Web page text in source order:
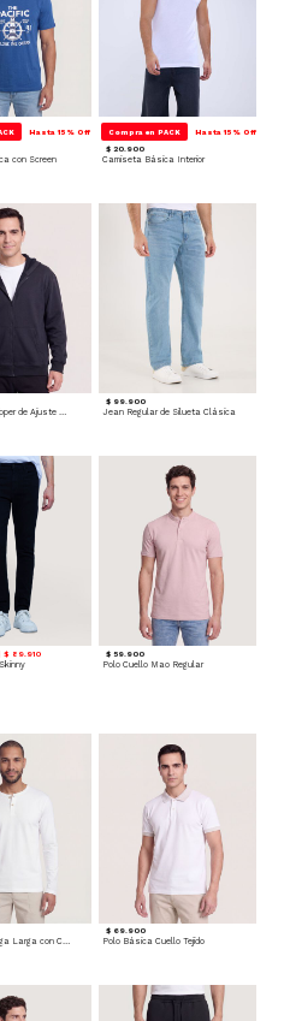
Hasta 15% Off
con Screen
Compra en PACK Hasta 15% Off
$ 20.900
Camiseta Básica Interior
Buzo Hoodie Zipper de Ajuste Cómodo
$ 99.900
Jean Regular de Silueta Clásica
$ 89.910 $ 59.900
Polo Cuello Mao Regular
Camiseta Manga Larga con Cuello Henley
$ 69.900
Polo Básica Cuello Tejido